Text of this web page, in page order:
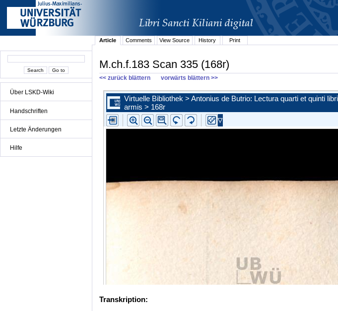
Über LSKD-Wiki
Handschriften
Letzte Änderungen
Hilfe
Article
Comments View Source History Print
M.ch.f.183 Scan 335 (168r)
<< zurück blättern vorwärts blättern >>
Transkription: